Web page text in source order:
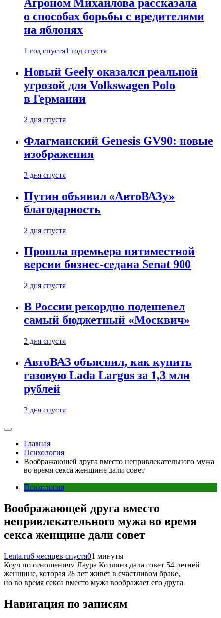
Агроном Михайлова рассказала
о способах борьбы с вредителями
на яблонях
1 год спустя1 год спустя
Новый Geely оказался реальной
угрозой для Volkswagen Polo
в Германии
2 дня спустя
Флагманский Genesis GV90: новые
изображения
2 дня спустя
Путин объявил «АвтоВАЗу»
благодарность
2 дня спустя
Прошла премьера пятиместной
версии бизнес-седана Senat 900
2 дня спустя
В России рекордно подешевел
самый бюджетный «Москвич»
2 дня спустя
АвтоВАЗ объяснил, как купить
газовую Lada Largus за 1,3 млн
рублей
2 дня спустя
Главная
Психология
Воображающей друга вместо непривлекательного мужа
во время секса женщине дали совет
Психология
Воображающей друга вместо
непривлекательного мужа во время
секса женщине дали совет
Lenta.ru6 месяцев спустя01 минуты
Коуч по отношениям Лаура Коллинз дала совет 54-летней
женщине, которая 28 лет живет в счастливом браке,
но во время секса вместо мужа воображает его друга.
Навигация по записям